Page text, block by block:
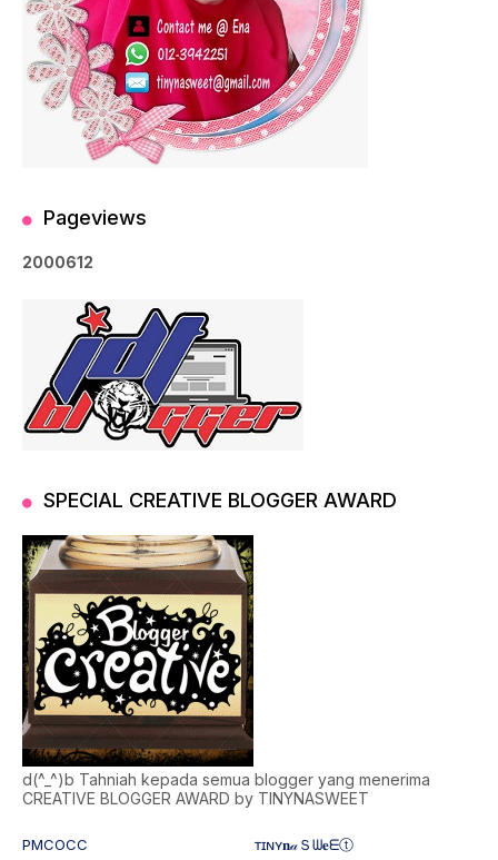
Pageviews
2000612
SPECIAL CREATIVE BLOGGER AWARD
d(^_^)b Tahniah kepada semua blogger yang menerima
CREATIVE BLOGGER AWARD by TINYNASWEET
PMCOCC
ᴛɪɴʏ𝐧𝒶Ｓᗯ𝐞ᗴⓣ